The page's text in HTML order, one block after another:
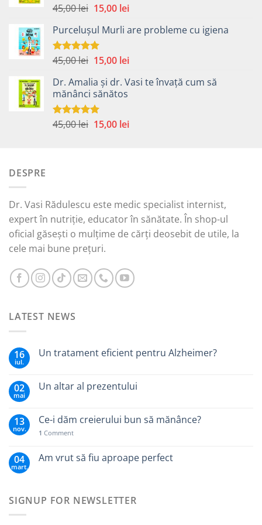
Evaluat la
45,00lei Prețul
a
fost:
45,00 lei.
15,00 leiPrețul
este:
Purcelușul Murli are probleme cu igiena
Evaluat la
45,00lei Prețul
a
fost:
45,00 lei.
15,00 leiPrețul
este:
Dr. Amalia și dr. Vasi te învață cum să
mănânci sănătos
Evaluat la
45,00lei Prețul
15,00 leiPrețul
DESPRE
Dr. Vasi Rădulescu este medic specialist internist,
expert în nutriție, educator în sănătate. În shop-ul
oficial găsești o mulțime de cărți deosebit de utile, la
cele mai bune prețuri.
LATEST NEWS
16
iul.
Un tratament eficient pentru Alzheimer?
02
mai
Un altar al prezentului
13
nov.
Ce-i dăm creierului bun să mănânce?
1 Comment
04
mart.
Am vrut să fiu aproape perfect
SIGNUP FOR NEWSLETTER